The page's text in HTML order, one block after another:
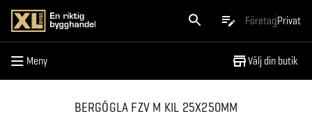
FöretagPrivat
Meny Välj din butik
Meny
BERGÖGLA FZV M KIL 25X250MM